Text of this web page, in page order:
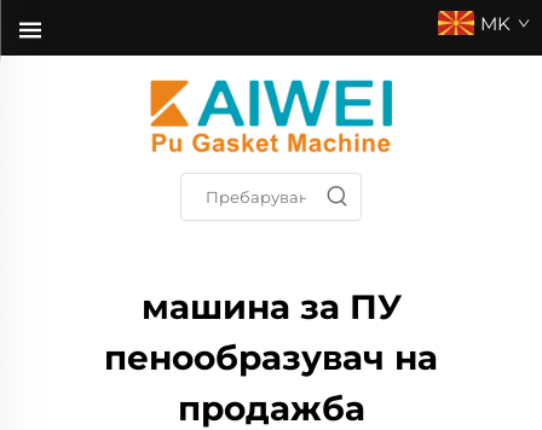
MK
машина за ПУ
пенообразувач на
продажба